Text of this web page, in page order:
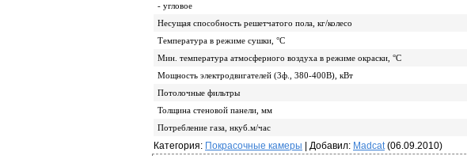
- угловое
Несущая способность решетчатого пола, кг/колесо
Температура в режиме сушки, °С
Мин. температура атмосферного воздуха в режиме окраски, °С
Мощность электродвигателей (3ф., 380-400В), кВт
Потолочные фильтры
Толщина стеновой панели, мм
Потребление газа, нкуб.м/час
Категория: Покрасочные камеры Добавил: Madcat(06.09.2010)